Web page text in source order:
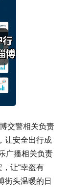
交警相关负责
让安全出行成
广播相关负责
让“幸盔有
街头温暖的日